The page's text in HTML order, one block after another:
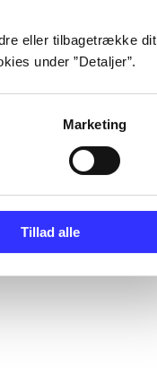
eller tilbagetrække dit
under ”Detaljer”.
Marketing
Tillad alle